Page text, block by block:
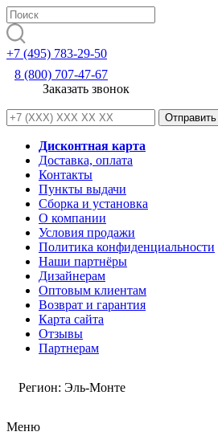
+7 (495) 783-29-50
8 (800) 707-47-67
Заказать звонок
Дисконтная карта
Доставка, оплата
Контакты
Пункты выдачи
Сборка и установка
О компании
Условия продажи
Политика конфиденциальности
Наши партнёры
Дизайнерам
Оптовым клиентам
Возврат и гарантия
Карта сайта
Отзывы
Партнерам
Регион: Эль-Монте
Меню